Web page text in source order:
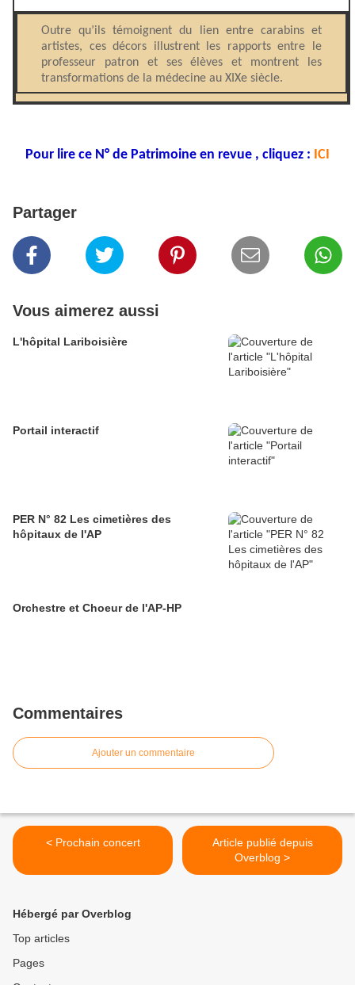
Outre qu’ils témoignent du lien entre carabins et
artistes, ces décors illustrent les rapports entre le
professeur patron et ses élèves et montrent les
transformations de la médecine au XIXe siècle.
Pour lire ce N° de Patrimoine en revue , cliquez : ICI
Partager
Vous aimerez aussi
L'hôpital Lariboisière
Portail interactif
PER N° 82 Les cimetières des
hôpitaux de l'AP
Orchestre et Choeur de l'AP-HP
Commentaires
Ajouter un commentaire
< Prochain concert
Article publié depuis
Overblog >
Hébergé par Overblog
Top articles
Pages